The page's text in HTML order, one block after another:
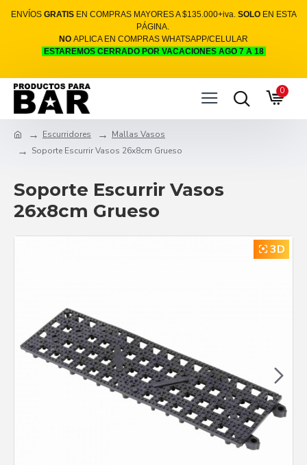
ENVÍOS GRATISEN COMPRAS MAYORES A $135.000+iva. SOLOEN ESTA
PÁGINA.
NO APLICA EN COMPRAS WHATSAPP/CELULAR
ESTAREMOS CERRADO POR VACACIONES AGO 7 A 18
0
Escurridores
Mallas Vasos
Soporte Escurrir Vasos 26x8cm Grueso
Soporte Escurrir Vasos
26x8cm Grueso
3D